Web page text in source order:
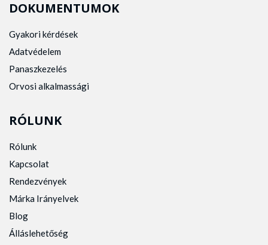
DOKUMENTUMOK
Gyakori kérdések
Adatvédelem
Panaszkezelés
Orvosi alkalmassági
RÓLUNK
Rólunk
Kapcsolat
Rendezvények
Márka Irányelvek
Blog
Álláslehetőség